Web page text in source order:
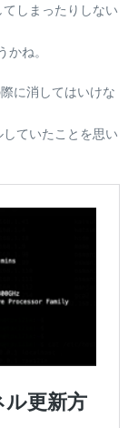
しまったりしない
ね。
に消してはいけな
ていたことを思い